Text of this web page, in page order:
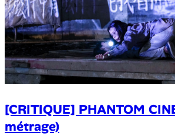
[CRITIQUE] PHANTOM
métrage)